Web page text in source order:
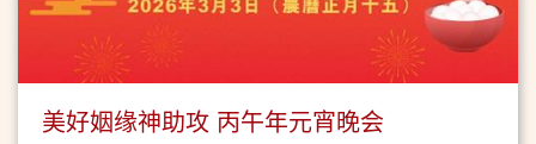
美好姻缘神助攻 丙午年元宵晚会